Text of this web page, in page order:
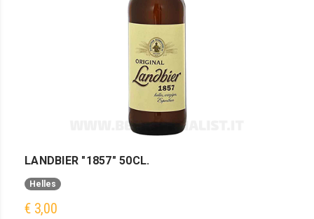
LANDBIER "1857" 50CL.
Helles
€ 3,00